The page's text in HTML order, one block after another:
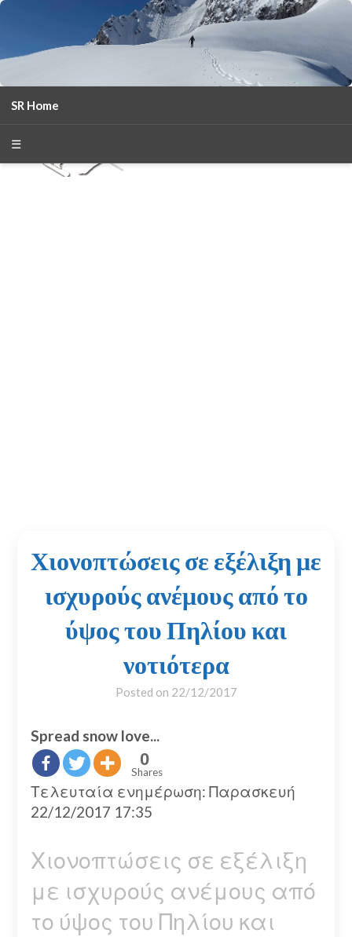
SR Home
☰
Χιονοπτώσεις σε εξέλιξη με
ισχυρούς ανέμους από το
ύψος του Πηλίου και
νοτιότερα
Posted on 22/12/2017
Spread snow love...
0
Shares
Τελευταία ενημέρωση: Παρασκευή
22/12/2017 17:35
Χιονοπτώσεις σε εξέλιξη
με ισχυρούς ανέμους από
το ύψος του Πηλίου και